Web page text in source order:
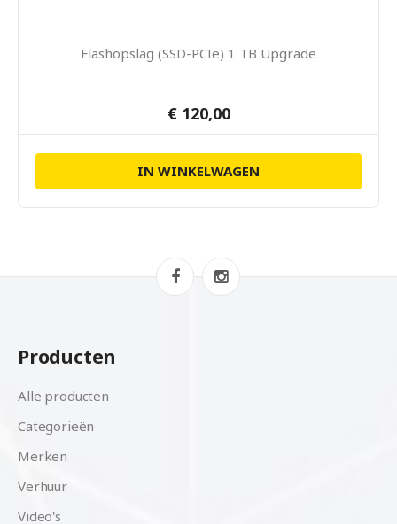
Flashopslag (SSD-PCIe) 1 TB Upgrade
€ 120,00
IN WINKELWAGEN
Producten
Alle producten
Categorieën
Merken
Verhuur
Video's